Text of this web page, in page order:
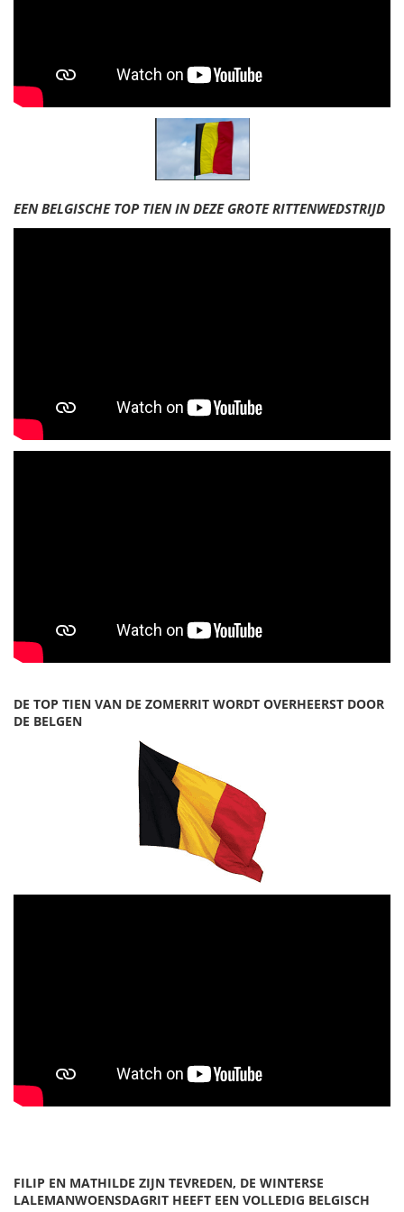
EEN BELGISCHE TOP TIEN IN DEZE GROTE RITTENWEDSTRIJD
DE TOP TIEN VAN DE ZOMERRIT WORDT OVERHEERST DOOR
DE BELGEN
FILIP EN MATHILDE ZIJN TEVREDEN, DE WINTERSE
LALEMANWOENSDAGRIT HEEFT EEN VOLLEDIG BELGISCH